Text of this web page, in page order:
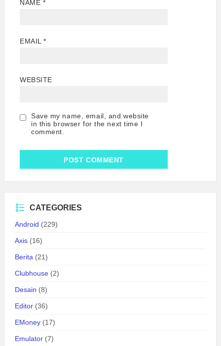
NAME *
EMAIL*
WEBSITE
Save my name, email, and website
in this browser for the next time I
comment.
CATEGORIES
Android (229)
Axis (16)
Berita (21)
Clubhouse (2)
Desain (8)
Editor (36)
EMoney (17)
Emulator (7)